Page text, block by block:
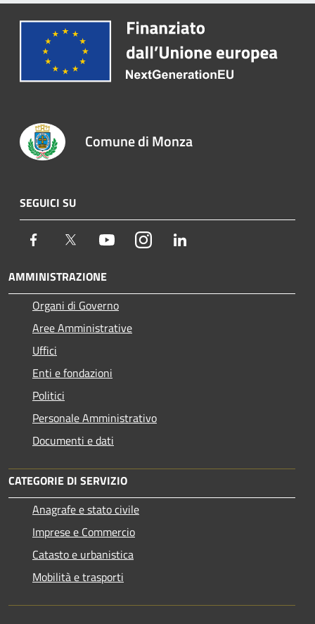
Comune di Monza
SEGUICI SU
Facebook Twitter YoutubeInstagram
AMMINISTRAZIONE
Organi di Governo
Aree Amministrative
Uffici
Enti e fondazioni
Politici
Personale Amministrativo
Documenti e dati
CATEGORIE DI SERVIZIO
Anagrafe e stato civile
Imprese e Commercio
Catasto e urbanistica
Mobilità e trasporti